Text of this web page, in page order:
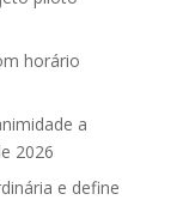
horário
a
2026
e define